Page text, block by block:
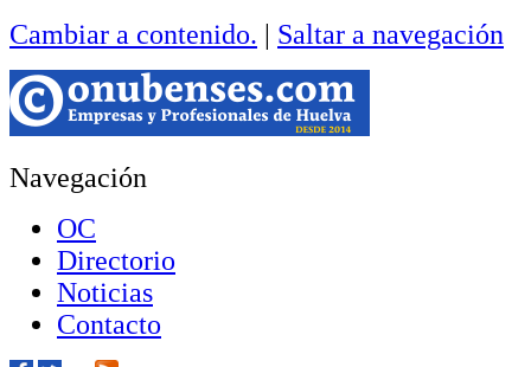
Cambiar a contenido. | Saltar a navegación
Navegación
OC
Directorio
Noticias
Contacto